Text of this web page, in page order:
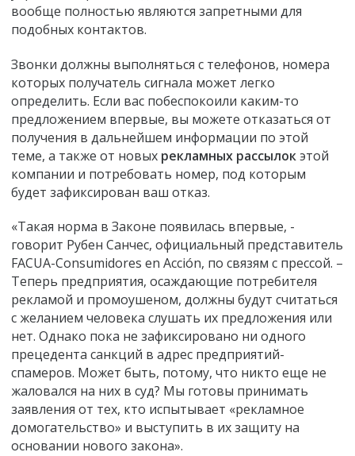
вообще полностью являются запретными для
подобных контактов.
Звонки должны выполняться с телефонов, номера
которых получатель сигнала может легко
определить. Если вас побеспокоили каким-то
предложением впервые, вы можете отказаться от
получения в дальнейшем информации по этой
теме, а также от новых рекламных рассылокэтой
компании и потребовать номер, под которым
будет зафиксирован ваш отказ.
«Такая норма в Законе появилась впервые, -
говорит Рубен Санчес, официальный представитель
FACUA-Consumidores en Acción, по связям с прессой. –
Теперь предприятия, осаждающие потребителя
рекламой и промоушеном, должны будут считаться
с желанием человека слушать их предложения или
нет. Однако пока не зафиксировано ни одного
прецедента санкций в адрес предприятий-
спамеров. Может быть, потому, что никто еще не
жаловался на них в суд? Мы готовы принимать
заявления от тех, кто испытывает «рекламное
домогательство» и выступить в их защиту на
основании нового закона».